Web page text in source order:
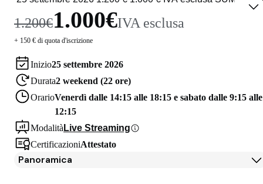
1.200€1.000€IVA esclusa
+ 150 € di quota d'iscrizione
Inizio25 settembre 2026
Durata2 weekend (22 ore)
OrarioVenerdì dalle 14:15 alle 18:15 e sabato dalle 9:15 alle
12:15
Modalità Live Streaming
CertificazioniAttestato
Panoramica